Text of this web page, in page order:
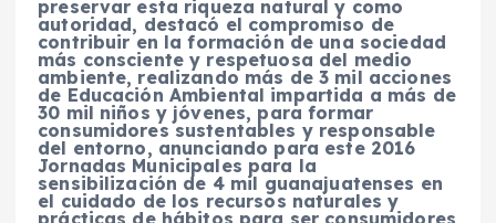
preservar esta riqueza natural y como
autoridad, destacó el compromiso de
contribuir en la formación de una sociedad
más consciente y respetuosa del medio
ambiente, realizando más de 3 mil acciones
de Educación Ambiental impartida a más de
30 mil niños y jóvenes, para formar
consumidores sustentables y responsable
del entorno, anunciando para este 2016
Jornadas Municipales para la
sensibilización de 4 mil guanajuatenses en
el cuidado de los recursos naturales y
prácticas de hábitos para ser consumidores